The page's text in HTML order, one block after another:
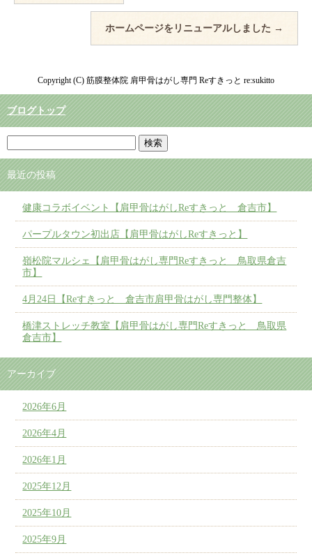
ホームページをリニューアルしました →
Copyright (C) 筋膜整体院 肩甲骨はがし専門 Reすきっと re:sukitto
ブログトップ
最近の投稿
健康コラボイベント【肩甲骨はがしReすきっと 倉吉市】
パープルタウン初出店【肩甲骨はがしReすきっと】
嶺松院マルシェ【肩甲骨はがし専門Reすきっと 鳥取県倉吉
市】
4月24日【Reすきっと 倉吉市肩甲骨はがし専門整体】
橋津ストレッチ教室【肩甲骨はがし専門Reすきっと 鳥取県
倉吉市】
アーカイブ
2026年6月
2026年4月
2026年1月
2025年12月
2025年10月
2025年9月